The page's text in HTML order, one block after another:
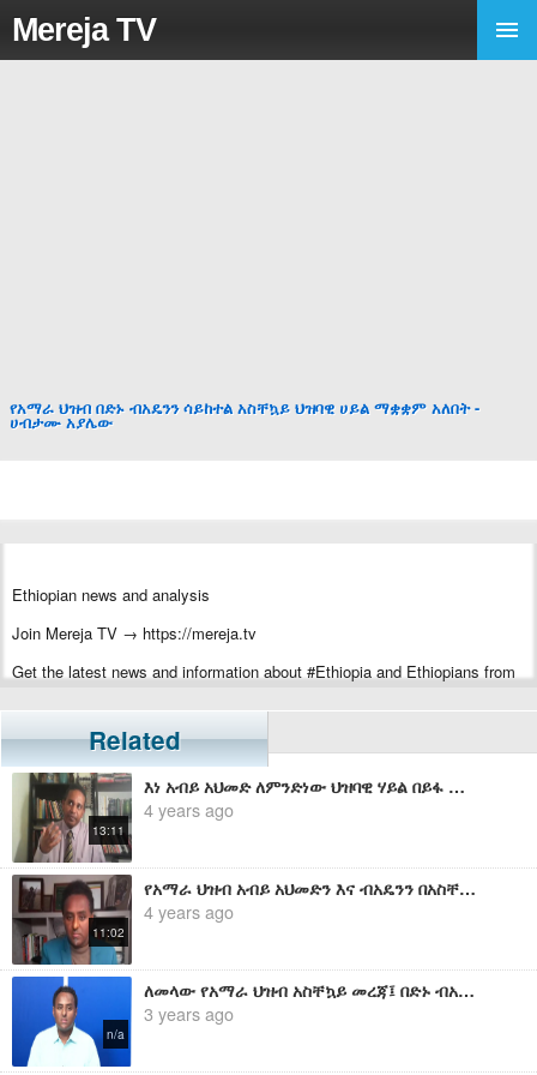
Mereja TV
የአማራ ህዝብ በድኑ ብአዴንን ሳይከተል አስቸኳይ ህዝባዊ ሀይል ማቋቋም አለበት -
ሀብታሙ አያሌው
Ethiopian news and analysis
Join Mereja TV → https://mereja.tv
Get the latest news and information about #Ethiopia and Ethiopians from
For inquiry or additional information, visit Mereja.com
Mereja presents Ethiopian news, Ethiopian music, sports, arts, and
entertainment
Related
13:11
እነ አብይ አህመድ ለምንድነው ህዝባዊ ሃይል በይፋ ማቋቋም ያልፈለጉት? - ኤርሚያስ ለገሰ
4 years ago
11:02
የአማራ ህዝብ አብይ አህመድን እና ብአዴንን በአስቸኳይ ማመን ካላቆመ ታሪኩ በነበር የሚቀየርበት ጊዜ ሩቅ አይሆንም - ሀብታሙ አያሌው
4 years ago
n/a
ለመላው የአማራ ህዝብ አስቸኳይ መረጃ፤ በድኑ ብአዴን በአማራ ህዝብ ትግል ላይ ሊፈጽም ያሴረው ደባ - ሀብታሙ አያሌው
3 years ago